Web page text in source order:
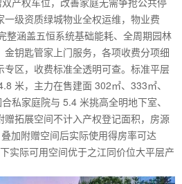
级资质绿城物业全权运维，物业费
整涵盖五恒系统基础能耗、全周期园林
钥匙管家上门服务，各项收费分项细
专区，收费标准全透明可查。标准平层
米，主力在售建面 302㎡、333㎡、
私家庭院与 5.4 米挑高全明地下室、
拓展空间不计入产权登记面积，房源
加附赠空间后实际使用得房率可达
实际可用空间优于之江同价位大平层产